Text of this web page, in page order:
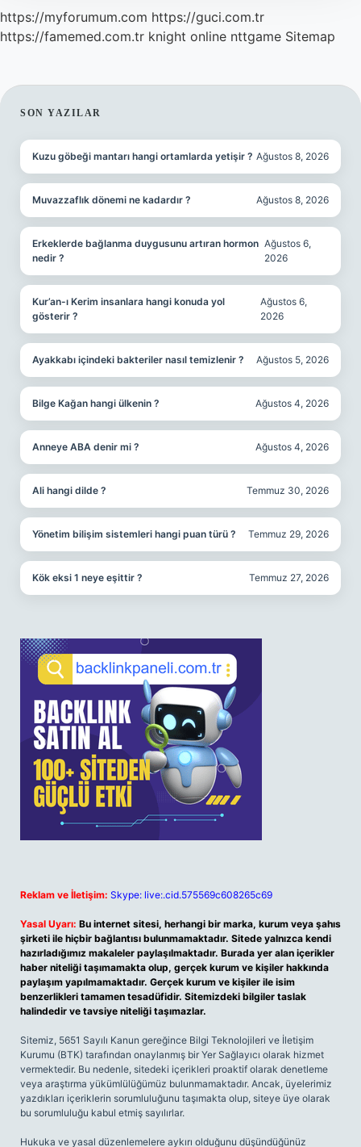
https://myforumum.com https://guci.com.tr
https://famemed.com.tr knight online nttgame Sitemap
SIDEBAR
SON YAZILAR
Kuzu göbeği mantarı hangi ortamlarda yetişir ? Ağustos 8, 2026
Muvazzaflık dönemi ne kadardır ? Ağustos 8, 2026
Erkeklerde bağlanma duygusunu artıran hormon
nedir ?
Ağustos 6,
2026
Kur’an-ı Kerim insanlara hangi konuda yol
gösterir ?
Ağustos 6,
2026
Ayakkabı içindeki bakteriler nasıl temizlenir ? Ağustos 5, 2026
Bilge Kağan hangi ülkenin ? Ağustos 4, 2026
Anneye ABA denir mi ? Ağustos 4, 2026
Ali hangi dilde ? Temmuz 30, 2026
Yönetim bilişim sistemleri hangi puan türü ? Temmuz 29, 2026
Kök eksi 1 neye eşittir ? Temmuz 27, 2026
Reklam ve İletişim: Skype: live:.cid.575569c608265c69
Yasal Uyarı: Bu internet sitesi, herhangi bir marka, kurum veya şahıs
şirketi ile hiçbir bağlantısı bulunmamaktadır. Sitede yalnızca kendi
hazırladığımız makaleler paylaşılmaktadır. Burada yer alan içerikler
haber niteliği taşımamakta olup, gerçek kurum ve kişiler hakkında
paylaşım yapılmamaktadır. Gerçek kurum ve kişiler ile isim
benzerlikleri tamamen tesadüfidir. Sitemizdeki bilgiler taslak
halindedir ve tavsiye niteliği taşımazlar.
Sitemiz, 5651 Sayılı Kanun gereğince Bilgi Teknolojileri ve İletişim
Kurumu (BTK) tarafından onaylanmış bir Yer Sağlayıcı olarak hizmet
vermektedir. Bu nedenle, sitedeki içerikleri proaktif olarak denetleme
veya araştırma yükümlülüğümüz bulunmamaktadır. Ancak, üyelerimiz
yazdıkları içeriklerin sorumluluğunu taşımakta olup, siteye üye olarak
bu sorumluluğu kabul etmiş sayılırlar.
Hukuka ve yasal düzenlemelere aykırı olduğunu düşündüğünüz